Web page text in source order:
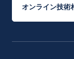
オンライン技術